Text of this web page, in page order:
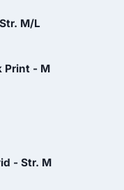
M/L
Print - M
- Str. M